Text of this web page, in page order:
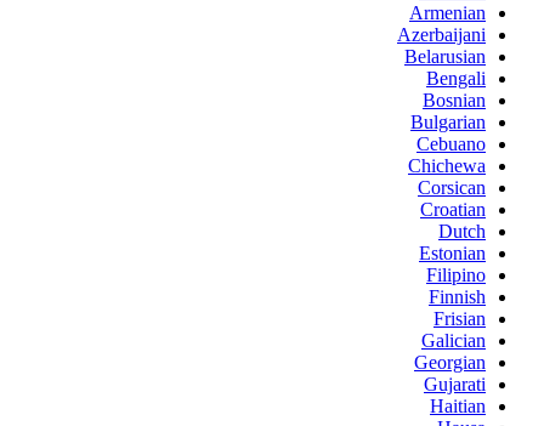
Armenian
Azerbaijani
Belarusian
Bengali
Bosnian
Bulgarian
Cebuano
Chichewa
Corsican
Croatian
Dutch
Estonian
Filipino
Finnish
Frisian
Galician
Georgian
Gujarati
Haitian